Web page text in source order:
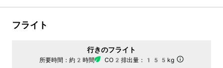
フライト
行きのフライト
所要時間： 約2時間 CO2排出量： 155kg